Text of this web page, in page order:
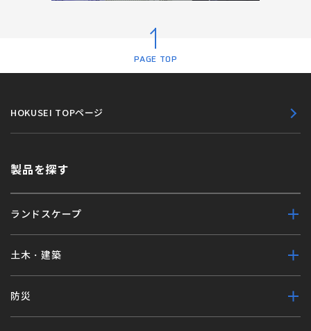
PAGE TOP
HOKUSEI TOPページ
製品を探す
ランドスケープ
土木・建築
防災